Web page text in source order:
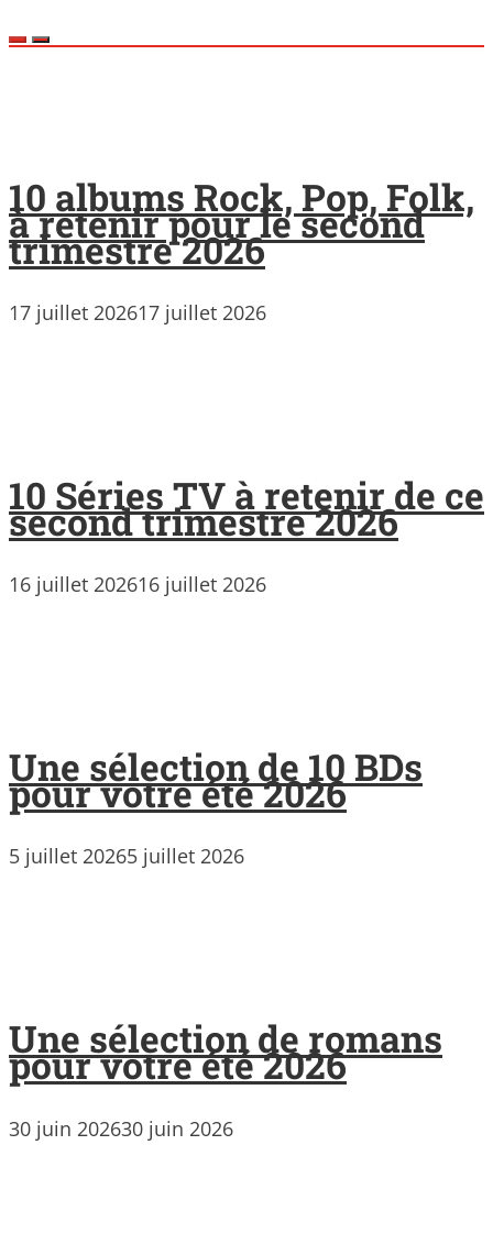
10 albums Rock, Pop, Folk,
à retenir pour le second
trimestre 2026
17 juillet 202617 juillet 2026
10 Séries TV à retenir de ce
second trimestre 2026
16 juillet 202616 juillet 2026
Une sélection de 10 BDs
pour votre été 2026
5 juillet 20265 juillet 2026
Une sélection de romans
pour votre été 2026
30 juin 202630 juin 2026